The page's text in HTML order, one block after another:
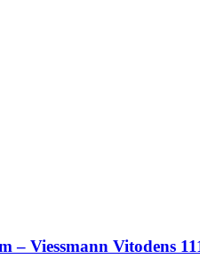
– Viessmann Vitodens